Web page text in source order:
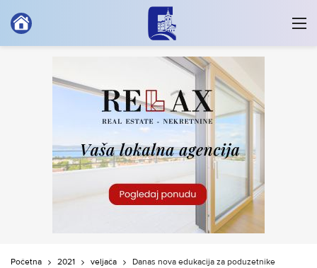
Početna 2021 veljača Danas nova edukacija za poduzetnike